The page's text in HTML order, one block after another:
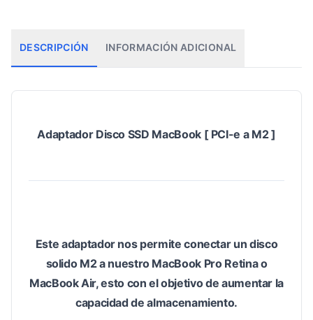
DESCRIPCIÓN INFORMACIÓN ADICIONAL
Adaptador Disco SSD MacBook [ PCI-e a M2 ]
Este adaptador nos permite conectar un disco
solido M2 a nuestro MacBook Pro Retina o
MacBook Air, esto con el objetivo de aumentar la
capacidad de almacenamiento.